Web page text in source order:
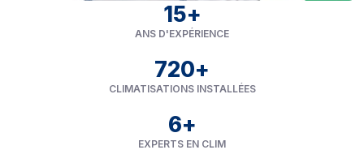
ANS D'EXPÉRIENCE
15+
CLIMATISATIONS INSTALLÉES
720+
EXPERTS EN CLIM
6+